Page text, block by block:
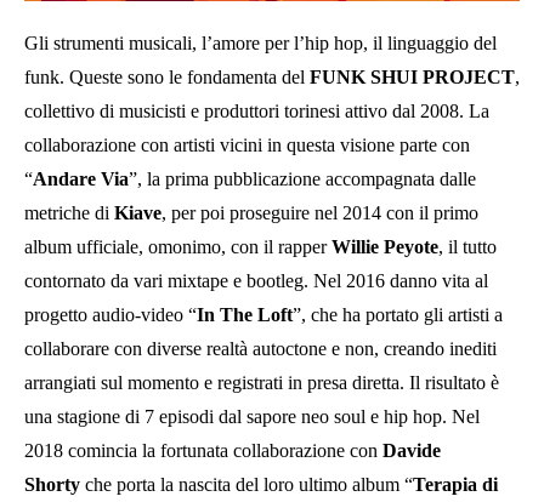
Gli strumenti musicali, l’amore per l’hip hop, il linguaggio del
funk. Queste sono le fondamenta del FUNK SHUI PROJECT,
collettivo di musicisti e produttori torinesi attivo dal 2008. La
collaborazione con artisti vicini in questa visione parte con
“Andare Via”, la prima pubblicazione accompagnata dalle
metriche di Kiave, per poi proseguire nel 2014 con il primo
album ufficiale, omonimo, con il rapperWillie Peyote, il tutto
contornato da vari mixtape e bootleg. Nel 2016 danno vita al
progetto audio-video “In The Loft”, che ha portato gli artisti a
collaborare con diverse realtà autoctone e non, creando inediti
arrangiati sul momento e registrati in presa diretta. Il risultato è
una stagione di 7 episodi dal sapore neo soul e hip hop. Nel
2018 comincia la fortunata collaborazione con Davide
Shorty che porta la nascita del loro ultimo album “Terapia di